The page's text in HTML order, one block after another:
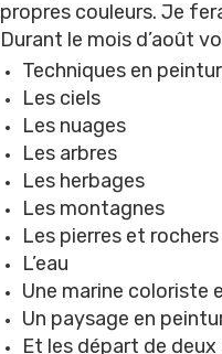
propres couleurs. Je
Durant le mois d’août
Techniques en
Les ciels
Les nuages
Les arbres
Les herbages
Les montagnes
Les pierres et rochers
L’eau
Une marine coloriste
Un paysage en
Et les départ de